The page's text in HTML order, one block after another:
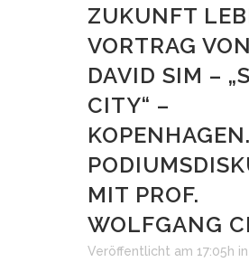
ZUKUNFT
VORTRAG VON
DAVID SIM –
CITY“ –
KOPENHAGEN.
MIT PROF.
WOLFGANG
Veröffentlicht am 17:05h in